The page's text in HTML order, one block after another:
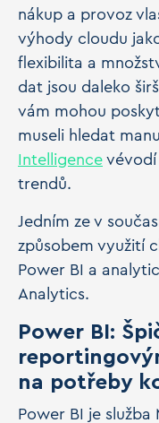
nákup a provoz
výhody cloudu
flexibilita a
dat jsou daleko
vám mohou
museli hledat
Intelligence vévodí
trendů.
Jedním ze v
způsobem využití
Power BI a
Analytics.
Power BI:
na potřeby
Power BI je služba